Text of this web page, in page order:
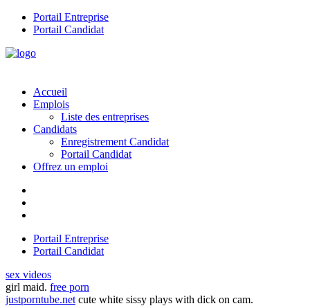
Portail Entreprise
Portail Candidat
Accueil
Emplois
Liste des entreprises
Candidats
Enregistrement Candidat
Portail Candidat
Offrez un emploi
Portail Entreprise
Portail Candidat
sex videos
girl maid. free porn
justporntube.net cute white sissy plays with dick on cam.